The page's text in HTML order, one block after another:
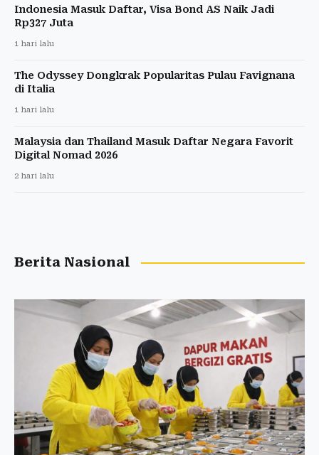
Indonesia Masuk Daftar, Visa Bond AS Naik Jadi
Rp327 Juta
1 hari lalu
The Odyssey Dongkrak Popularitas Pulau Favignana
di Italia
1 hari lalu
Malaysia dan Thailand Masuk Daftar Negara Favorit
Digital Nomad 2026
2 hari lalu
Berita Nasional